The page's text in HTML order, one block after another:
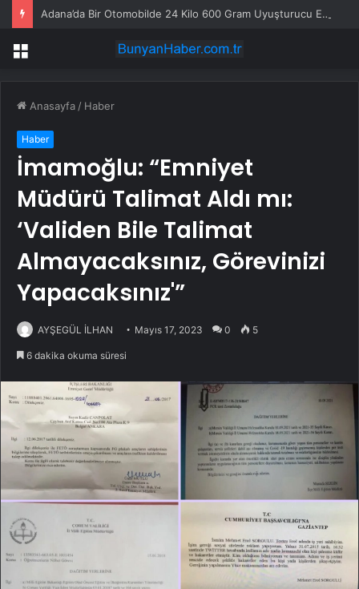
Adana’da Bir Otomobilde 24 Kilo 600 Gram Uyuşturucu Ele Geçirildi
Menü
Anasayfa / Haber
Haber
İmamoğlu: “Emniyet
Müdürü Talimat Aldı mı:
‘Validen Bile Talimat
Almayacaksınız, Görevinizi
Yapacaksınız'”
AYŞEGÜL İLHAN Mayıs 17, 2023 0 5
6 dakika okuma süresi